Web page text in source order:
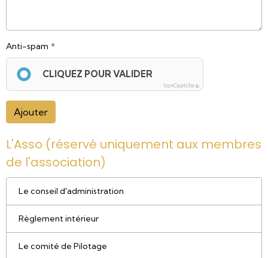
Anti-spam
CLIQUEZ POUR VALIDER
IconCaptcha ©
Ajouter
L'Asso (réservé uniquement aux membres
de l'association)
Le conseil d'administration
Règlement intérieur
Le comité de Pilotage